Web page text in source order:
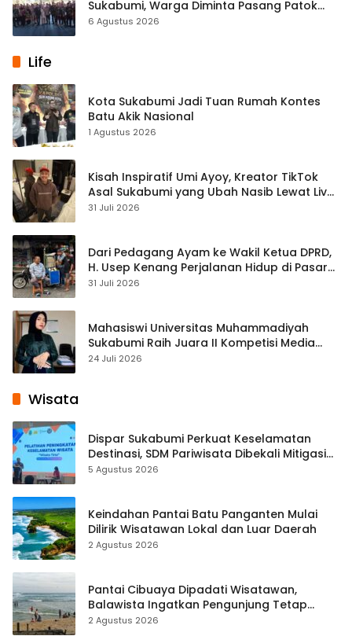
Sukabumi, Warga Diminta Pasang Patok
Batas Tanah
6 Agustus 2026
Life
Kota Sukabumi Jadi Tuan Rumah Kontes
Batu Akik Nasional
1 Agustus 2026
Kisah Inspiratif Umi Ayoy, Kreator TikTok
Asal Sukabumi yang Ubah Nasib Lewat Live
Streaming
31 Juli 2026
Dari Pedagang Ayam ke Wakil Ketua DPRD,
H. Usep Kenang Perjalanan Hidup di Pasar
Cisaat
31 Juli 2026
Mahasiswi Universitas Muhammadiyah
Sukabumi Raih Juara II Kompetisi Media
Pembelajaran Digital Tingkat Internasional
24 Juli 2026
Wisata
Dispar Sukabumi Perkuat Keselamatan
Destinasi, SDM Pariwisata Dibekali Mitigasi
hingga Teknik Evakuasi
5 Agustus 2026
Keindahan Pantai Batu Panganten Mulai
Dilirik Wisatawan Lokal dan Luar Daerah
2 Agustus 2026
Pantai Cibuaya Dipadati Wisatawan,
Balawista Ingatkan Pengunjung Tetap
Waspada
2 Agustus 2026